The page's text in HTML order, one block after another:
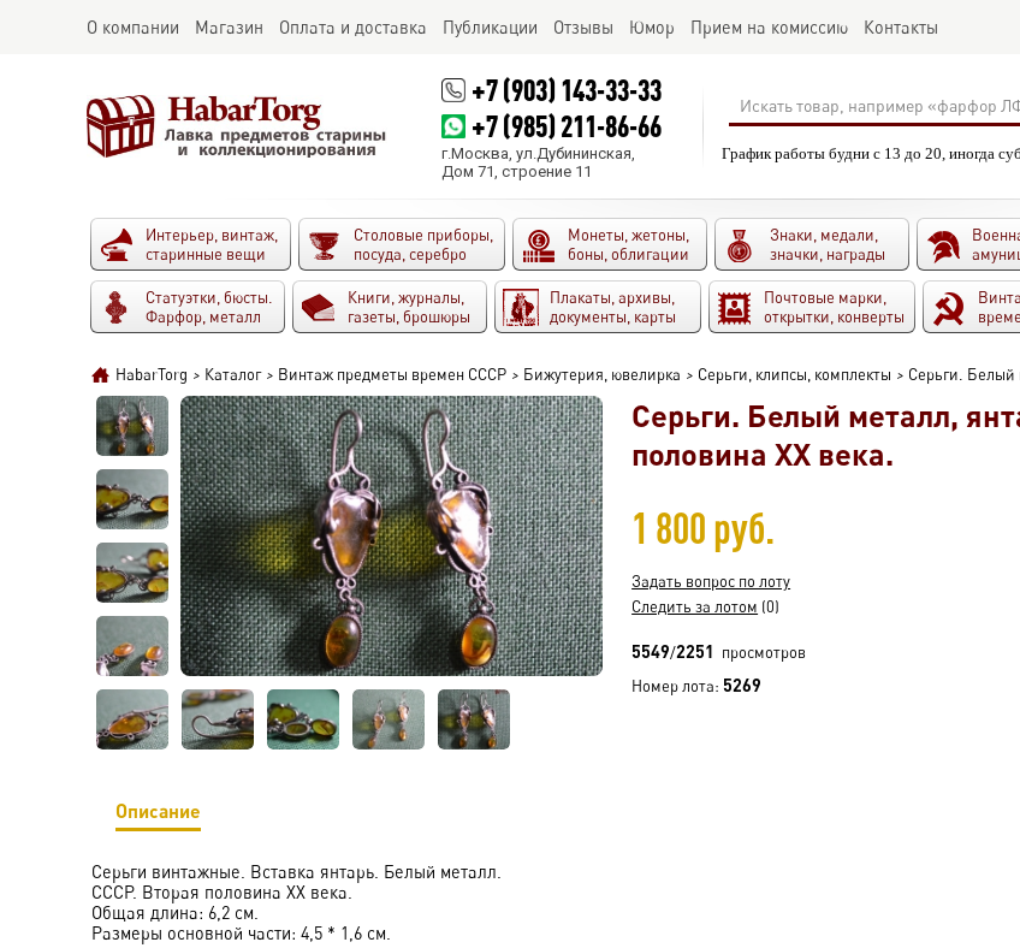
О компании Магазин Оплата и доставка Публикации Отзывы Юмор Прием на комиссию Контакты
+7 (903) 143-33-33
+7 (985) 211-86-66
г.Москва, ул.Дубининская,
Дом 71, строение 11
График работы будни с 13 до 20, иногда
Интерьер, винтаж,
старинные вещи
Столовые приборы,
посуда, серебро
Монеты, жетоны,
боны, облигации
Знаки, медали,
значки, награды
Статуэтки, бюсты.
Фарфор, металл
Книги, журналы,
газеты, брошюры
Плакаты, архивы,
документы, карты
Почтовые марки,
открытки, конверты
HabarTorg > Каталог > Винтаж предметы времен СССР > Бижутерия, ювелирка > Серьги, клипсы, комплекты > Серьги. Белый
Серьги. Белый металл,
половина ХХ века.
1 800 руб.
Задать вопрос по лоту
Следить за лотом (0)
5549/2251 просмотров
Номер лота: 5269
Описание
Серьги винтажные. Вставка янтарь. Белый металл.
СССР. Вторая половина ХХ века.
Общая длина: 6,2 см.
Размеры основной части: 4,5 * 1,6 см.